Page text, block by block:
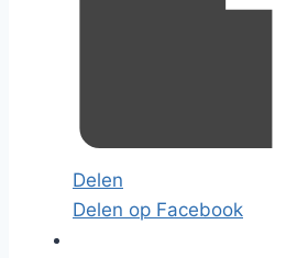
Delen
Delen op Facebook